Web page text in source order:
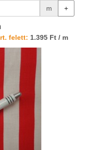
m +
felett: 1.395 Ft / m